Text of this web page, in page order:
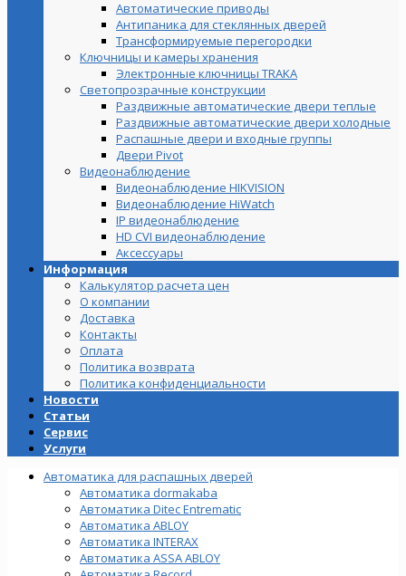
Автоматические приводы
Антипаника для стеклянных дверей
Трансформируемые перегородки
Ключницы и камеры хранения
Электронные ключницы TRAKA
Светопрозрачные конструкции
Раздвижные автоматические двери теплые
Раздвижные автоматические двери холодные
Распашные двери и входные группы
Двери Pivot
Видеонаблюдение
Видеонаблюдение HIKVISION
Видеонаблюдение HiWatch
IP видеонаблюдение
HD CVI видеонаблюдение
Аксессуары
Информация
Калькулятор расчета цен
О компании
Доставка
Контакты
Оплата
Политика возврата
Политика конфиденциальности
Новости
Статьи
Сервис
Услуги
Автоматика для распашных дверей
Автоматика dormakaba
Автоматика Ditec Entrematic
Автоматика ABLOY
Автоматика INTERAX
Автоматика ASSA ABLOY